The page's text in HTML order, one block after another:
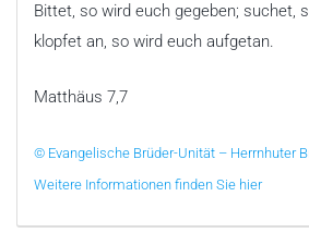
Bittet, so wird euch gegeben; suchet,
klopfet an, so wird euch aufgetan.
Matthäus 7,7
© Evangelische Brüder-Unität – Herrnhuter
Weitere Informationen finden Sie hier